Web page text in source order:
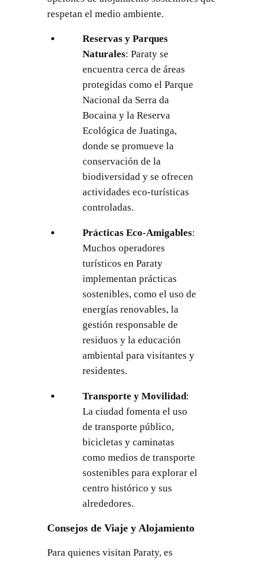
respetan el medio ambiente.
Reservas y Parques
Naturales: Paraty se
encuentra cerca de áreas
protegidas como el Parque
Nacional da Serra da
Bocaina y la Reserva
Ecológica de Juatinga,
donde se promueve la
conservación de la
biodiversidad y se ofrecen
actividades eco-turísticas
controladas.
Prácticas Eco-Amigables:
Muchos operadores
turísticos en Paraty
implementan prácticas
sostenibles, como el uso de
energías renovables, la
gestión responsable de
residuos y la educación
ambiental para visitantes y
residentes.
Transporte y Movilidad:
La ciudad fomenta el uso
de transporte público,
bicicletas y caminatas
como medios de transporte
sostenibles para explorar el
centro histórico y sus
alrededores.
Consejos de Viaje y Alojamiento
Para quienes visitan Paraty, es